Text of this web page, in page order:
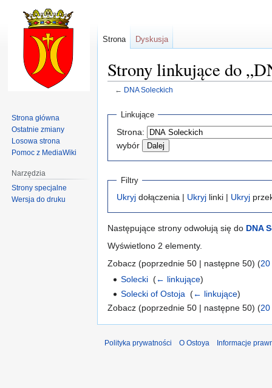
Strony linkujące do
← DNA Soleckich
Przejdź
nawigacji
Przejdź
wyszukiwania
Linkujące
Strona:
wybór
Filtry
Ukryj dołączenia | Ukryj linki | Ukryj
Następujące strony odwołują się do DNA
Wyświetlono 2 elementy.
Zobacz (poprzednie 50 | następne 50) (20
Solecki ‎(← linkujące)
Solecki of Ostoja ‎(← linkujące)
Zobacz (poprzednie 50 | następne 50) (20
Strona Dyskusja
Strona główna
Ostatnie zmiany
Losowa strona
Pomoc z MediaWiki
Narzędzia
Strony specjalne
Wersja do druku
Polityka prywatności O Ostoya Informacje